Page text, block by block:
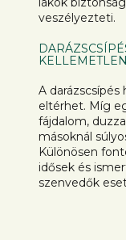
veszélyezteti.
A
eltérhet. Míg
fájdalom,
másoknál
Különösen
idősek és
szenvedők